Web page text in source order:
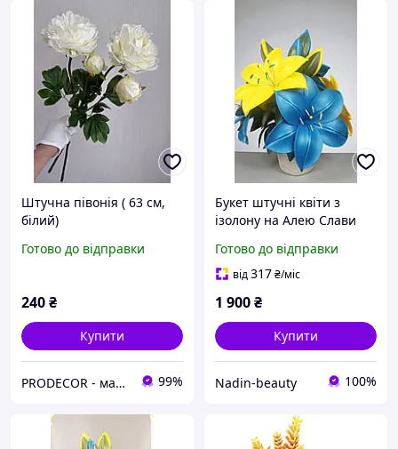
Штучна півонія ( 63 см,
білий)
Готово до відправки
240₴
Купити
PRODECOR - магазин штучних квітів, рослин та дерев 99%
Букет штучні квіти з
ізолону на Алею Слави
квіти, не в януть
Готово до відправки
від317₴/міс
1 900₴
Купити
Nadin-beauty 100%